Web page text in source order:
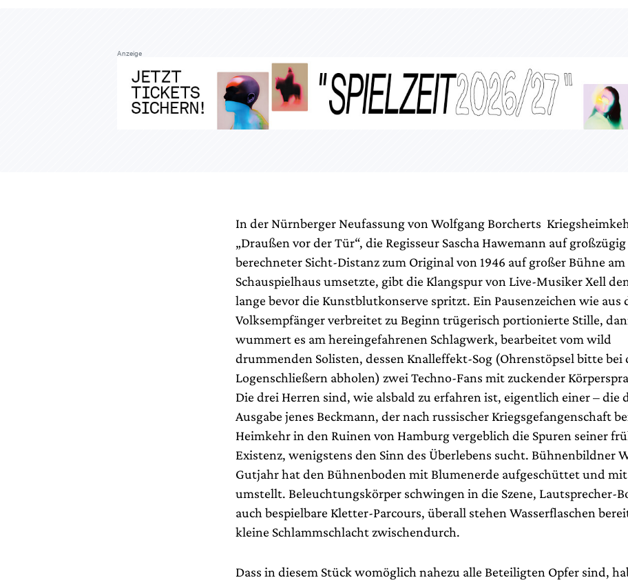
Anzeige
In der Nürnberger Neufassung von Wolfgang Borcherts
„Draußen vor der Tür“, die Regisseur Sascha Hawemann auf großzügig
berechneter Sicht-Distanz zum Original von 1946 auf großer Bühne am
Schauspielhaus umsetzte, gibt die Klangspur von Live-Musiker Xell
lange bevor die Kunstblutkonserve spritzt. Ein Pausenzeichen wie aus
Volksempfänger verbreitet zu Beginn trügerisch portionierte Stille,
wummert es am hereingefahrenen Schlagwerk, bearbeitet vom wild
drummenden Solisten, dessen Knalleffekt-Sog (Ohrenstöpsel bitte bei
Logenschließern abholen) zwei Techno-Fans mit zuckender
Die drei Herren sind, wie alsbald zu erfahren ist, eigentlich einer – die
Ausgabe jenes Beckmann, der nach russischer Kriegsgefangenschaft
Heimkehr in den Ruinen von Hamburg vergeblich die Spuren seiner
Existenz, wenigstens den Sinn des Überlebens sucht. Bühnenbildner
Gutjahr hat den Bühnenboden mit Blumenerde aufgeschüttet und
umstellt. Beleuchtungskörper schwingen in die Szene, Lautsprecher-
auch bespielbare Kletter-Parcours, überall stehen Wasserflaschen
kleine Schlammschlacht zwischendurch.
Dass in diesem Stück womöglich nahezu alle Beteiligten Opfer sind,